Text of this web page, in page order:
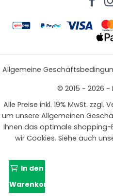
Allgemeine
© 2015 - 2026 -
Alle Preise inkl. 19% MwSt. zzgl.
um unsere Allgemeinen
Ihnen das optimale shopping-
wir Cookies. Siehe auch
In den
Warenkorb